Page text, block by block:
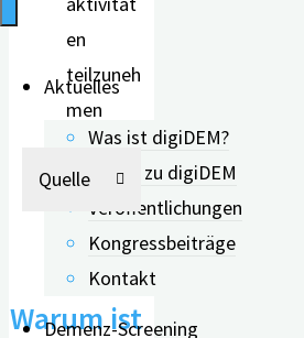
Aktuelles
Was ist digiDEM?
Neues zu digiDEM
Veröffentlichungen
Kongressbeiträge
Kontakt
Demenz-Screening
en
teilzuneh
men
Quelle
Warum ist